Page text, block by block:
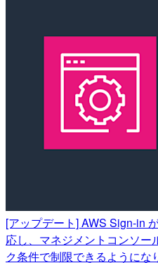
[アップデート] AWS Sign-in
応し、マネジメントコンソー
ク条件で制限できるようにな